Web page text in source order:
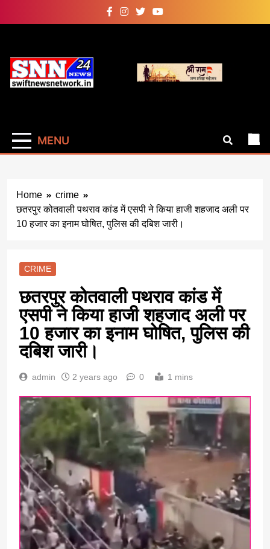
MENU
Home
crime
छतरपुर कोतवाली पथराव कांड में एसपी ने किया हाजी शहजाद अली पर
10 हजार का इनाम घोषित, पुलिस की दबिश जारी।
CRIME
छतरपुर कोतवाली पथराव कांड में
एसपी ने किया हाजी शहजाद अली पर
10 हजार का इनाम घोषित, पुलिस की
दबिश जारी।
admin 2 years ago 0 1 mins